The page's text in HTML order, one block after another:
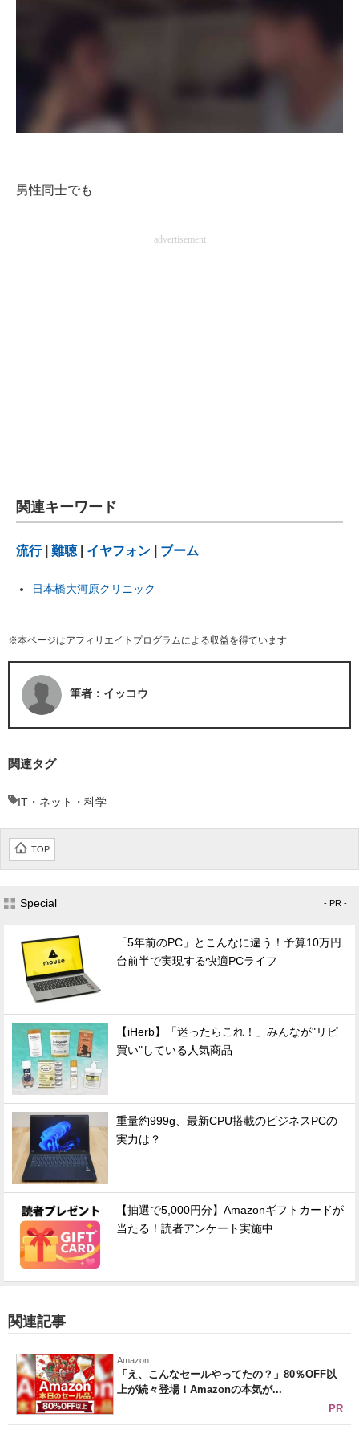
男性同士でも
advertisement
関連キーワード
流行| 難聴| イヤフォン ブーム
日本橋大河原クリニック
※本ページはアフィリエイトプログラムによる収益を得ています
筆者：イッコウ
関連タグ
IT・ネット・科学
TOP
Special - PR -
「5年前のPC」とこんなに違う！予算10万円
台前半で実現する快適PCライフ
【iHerb】「迷ったらこれ！」みんなが"リピ
買い"している人気商品
重量約999g、最新CPU搭載のビジネスPCの
実力は？
【抽選で5,000円分】Amazonギフトカードが
当たる！読者アンケート実施中
関連記事
Amazon
「え、こんなセールやってたの？」80％OFF以
上が続々登場！Amazonの本気が...
PR